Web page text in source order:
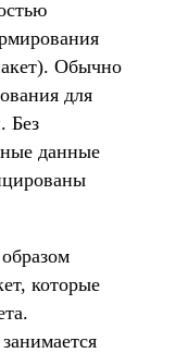
Обычно
для
Без
данные
которые